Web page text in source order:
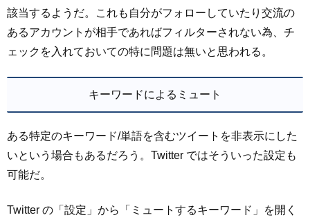
該当するようだ。これも自分がフォローしていたり交流の
あるアカウントが相手であればフィルターされない為、チ
ェックを入れておいての特に問題は無いと思われる。
キーワードによるミュート
ある特定のキーワード/単語を含むツイートを非表示にした
いという場合もあるだろう。Twitter ではそういった設定も
可能だ。
Twitter の「設定」から「ミュートするキーワード」を開く